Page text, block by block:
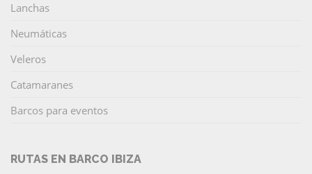
Lanchas
Neumáticas
Veleros
Catamaranes
Barcos para eventos
RUTAS EN BARCO IBIZA